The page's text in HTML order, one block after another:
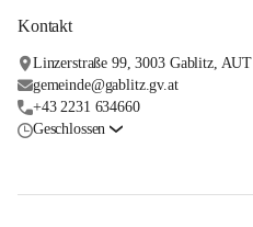
Kontakt
Linzerstraße 99, 3003 Gablitz, AUT
gemeinde@gablitz.gv.at
+43 2231 634660
Geschlossen